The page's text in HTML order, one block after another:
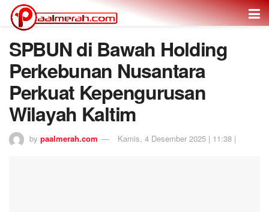
SPBUN di Bawah Holding
Perkebunan Nusantara
Perkuat Kepengurusan
Wilayah Kaltim
by paalmerah.com Kamis, 4 Desember 2025 | 11:38 |